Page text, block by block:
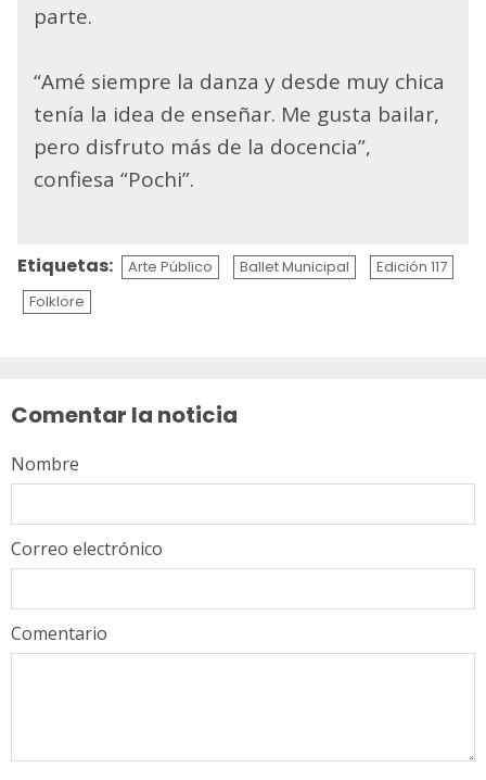
parte.
“Amé siempre la danza y desde muy chica
tenía la idea de enseñar. Me gusta bailar,
pero disfruto más de la docencia”,
confiesa “Pochi”.
Etiquetas: Arte Público Ballet Municipal
Edición 117
Folklore
Comentar la noticia
Comentario
Nombre
Correo electrónico